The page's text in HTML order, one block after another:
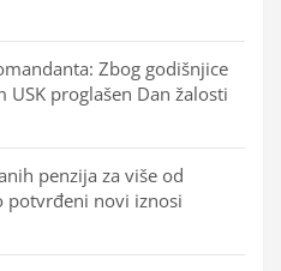
Zbog godišnjice
proglašen Dan žalosti
penzija za više od
potvrđeni novi iznosi